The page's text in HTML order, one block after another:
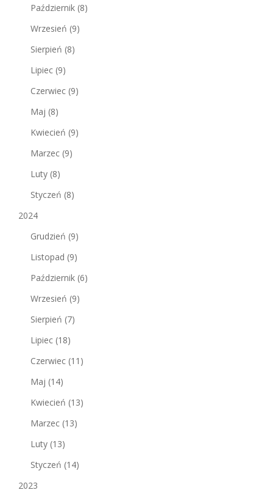
Październik (8)
Wrzesień (9)
Sierpień (8)
Lipiec (9)
Czerwiec (9)
Maj (8)
Kwiecień (9)
Marzec (9)
Luty (8)
Styczeń (8)
2024
Grudzień (9)
Listopad (9)
Październik (6)
Wrzesień (9)
Sierpień (7)
Lipiec (18)
Czerwiec (11)
Maj (14)
Kwiecień (13)
Marzec (13)
Luty (13)
Styczeń (14)
2023